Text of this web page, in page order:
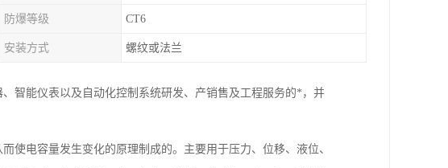
防爆等级 CT6
安装方式 螺纹或法兰
智能仪表以及自动化控制系统研发、产销售及工程服务的*，并
使电容量发生变化的原理制成的。主要用于压力、位移、液位、